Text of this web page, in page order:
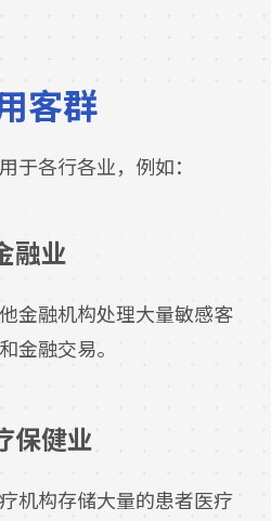
客群
于各行各业，例如：
融业
金融机构处理大量敏感客
金融交易。
保健业
机构存储大量的患者医疗